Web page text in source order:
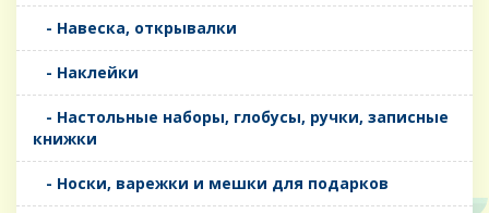
- Навеска, открывалки
- Наклейки
- Настольные наборы, глобусы, ручки, записные
книжки
- Носки, варежки и мешки для подарков